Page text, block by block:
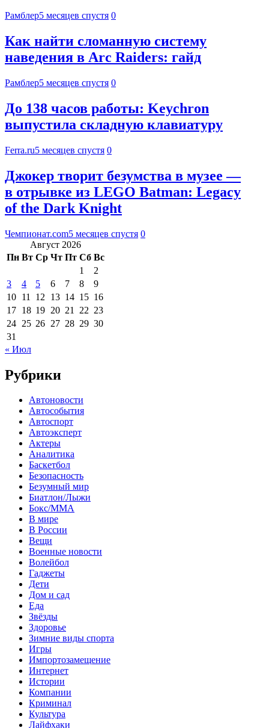
Рамблер5 месяцев спустя 0
Как найти сломанную систему
наведения в Arc Raiders: гайд
Рамблер5 месяцев спустя 0
До 138 часов работы: Keychron
выпустила складную клавиатуру
Ferra.ru5 месяцев спустя 0
Джокер творит безумства в музее —
в отрывке из LEGO Batman: Legacy
of the Dark Knight
Чемпионат.com5 месяцев спустя 0
Август 2026
Пн Вт Ср Чт Пт Сб Вс
1
2
3
4 5 6 7 8
9
10 11 12 13 14 15 16
17 18 19 20 21 22 23
24 25 26 27 28 29 30
31
« Июл
Рубрики
Автоновости
Автособытия
Автоспорт
Автоэксперт
Актеры
Аналитика
Баскетбол
Безопасность
Безумный мир
Биатлон/Лыжи
Бокс/MMA
В мире
В России
Вещи
Военные новости
Волейбол
Гаджеты
Дети
Дом и сад
Еда
Звёзды
Здоровье
Зимние виды спорта
Игры
Импортозамещение
Интернет
Истории
Компании
Криминал
Культура
Лайфхаки